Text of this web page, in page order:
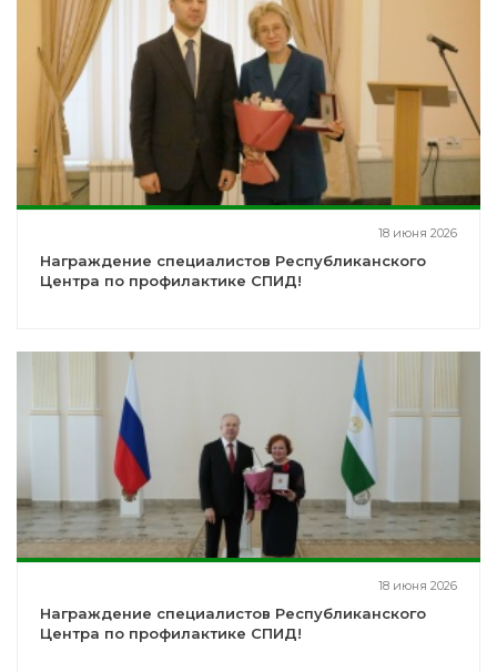
18 июня 2026
Награждение специалистов Республиканского
Центра по профилактике СПИД!
18 июня 2026
Награждение специалистов Республиканского
Центра по профилактике СПИД!